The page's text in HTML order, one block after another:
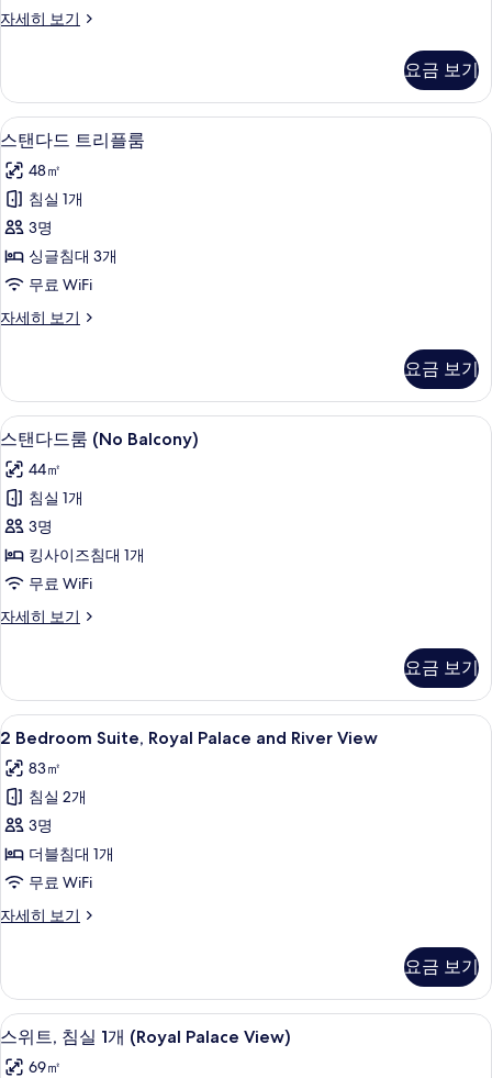
진
두
보
기
자세히 보기
주
위
트
자
히
보
기
요금 보기
스
탠
다
드
트
리
룸
진
모
두
보
기
스탠다드 트리플룸 | 객실 내 금고, 책
7
스탠다드 트리플룸
48㎡
침실 1개
3명
싱글침대 3개
무료 WiFi
자세히 보기
스
트
리
플
자
세
히
보
기
요금 보기
스
탠
다
드
룸
(No
Balcony)
사
두
보
기
객실 내 금고, 책상, 노트북 작업 공간,
7
스탠다드룸 (No Balcony)
44㎡
침실 1개
3명
킹사이즈침대 1개
무료 WiFi
자세히 보기
스
룸
(No
Balcony)
세
히
보
기
요금 보기
2
Bedroom
Suite,
Royal
Palace
and
River
View
사
모
두
보
기
객실 내 금고, 책상, 노트북 작업 공간,
7
2 Bedroom Suite, Royal Palace and River View
83㎡
침실 2개
3명
더블침대 1개
무료 WiFi
자세히 보기
2
Palace
and
River
View
자
요금 보기
스
위
객실 내 금고, 책상, 노트북 작업 공간,
9
스위트, 침실 1개 (Royal Palace View)
69㎡